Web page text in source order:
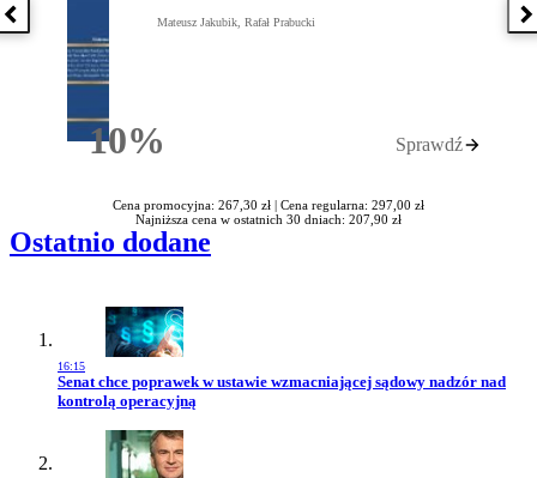
Poprzednia książka
10%Rabatu
Mateusz Jakubik, Rafał Prabucki
Sprawdź
Cena promocyjna: 267,30 zł | Cena regularna: 297,00 zł
Najniższa cena w ostatnich 30 dniach: 207,90 zł
Ostatnio dodane
16:15
Przejdź do artykułu:
Senat chce poprawek w ustawie wzmacniającej sądowy nadzór nad
kontrolą operacyjną